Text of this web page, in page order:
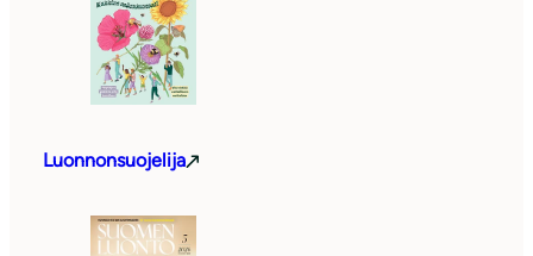
Luonnonsuojelija